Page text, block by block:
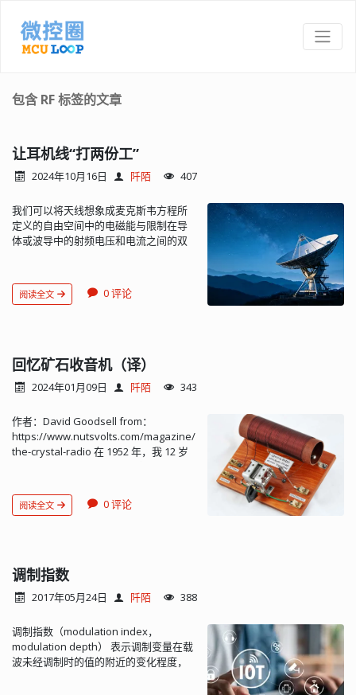
包含 RF 标签的文章
让耳机线“打两份工”
2024年10月16日 阡陌 407
我们可以将天线想象成麦克斯韦方程所
定义的自由空间中的电磁能与限制在导
体或波导中的射频电压和电流之间的双
一种不相干的功能。典型例子如，将非
屏蔽耳机导线重复用作 FM 天线。 最早
1600 千赫 (kHz)）；一根是长约一到两
米的“鞭状”天线，用于 FM 波段（88 至
108 MHz）。随着无线电变得越来越
机或有线耳塞，则完全取消了内置扬声
器。 这样做也实现了一个简单取消 FM
鞭状天线的技术，即简单地重复利用无
因为 MP3 也带 FM 无线电功能（图
1）。这项技术目前仍为许多带 FM 无线
电可工作 20 小时；其内置的 FM 无线电
使用必备的耳机线作为天线。 基本非屏
蔽耳机电缆包含三根导线。左右声道由
频线上，而公用音频线则用作音频的返
回路径。同样的导线也可以起到 FM 天线
的作用，使用一根导线阻止射频信号接
阅读全文 0 评论
回忆矿石收音机（译）
2024年01月09日 阡陌 343
作者：David Goodsell from：
https://www.nutsvolts.com/magazine/article/remembering-
the-crystal-radio 在 1952 年，我 12 岁
售价 2.5 美元。我花了很多时间待在地下
室里，头戴耳机，小心翼翼地调整可变
息。 如今，你只需要让 Alexa 调到任何
也不用忍受不舒服的酚醛塑料耳机了。
代和 60 年代那些原始的矿石收音机的工
作原理，希望能唤起你们中那些也制作
过这些神秘收听设备的人的遥远记忆。
阅读全文 0 评论
调制指数
2017年05月24日 阡陌 388
调制指数（modulation index，
modulation depth） 表示调制变量在载
波未经调制时的值的附近的变化程度，